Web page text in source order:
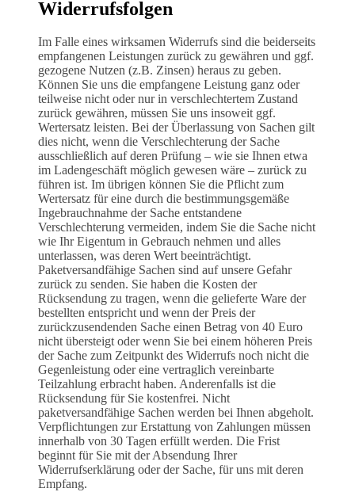
Widerrufsfolgen
Im Falle eines wirksamen Widerrufs sind die beiderseits
empfangenen Leistungen zurück zu gewähren und ggf.
gezogene Nutzen (z.B. Zinsen) heraus zu geben.
Können Sie uns die empfangene Leistung ganz oder
teilweise nicht oder nur in verschlechtertem Zustand
zurück gewähren, müssen Sie uns insoweit ggf.
Wertersatz leisten. Bei der Überlassung von Sachen gilt
dies nicht, wenn die Verschlechterung der Sache
ausschließlich auf deren Prüfung – wie sie Ihnen etwa
im Ladengeschäft möglich gewesen wäre – zurück zu
führen ist. Im übrigen können Sie die Pflicht zum
Wertersatz für eine durch die bestimmungsgemäße
Ingebrauchnahme der Sache entstandene
Verschlechterung vermeiden, indem Sie die Sache nicht
wie Ihr Eigentum in Gebrauch nehmen und alles
unterlassen, was deren Wert beeinträchtigt.
Paketversandfähige Sachen sind auf unsere Gefahr
zurück zu senden. Sie haben die Kosten der
Rücksendung zu tragen, wenn die gelieferte Ware der
bestellten entspricht und wenn der Preis der
zurückzusendenden Sache einen Betrag von 40 Euro
nicht übersteigt oder wenn Sie bei einem höheren Preis
der Sache zum Zeitpunkt des Widerrufs noch nicht die
Gegenleistung oder eine vertraglich vereinbarte
Teilzahlung erbracht haben. Anderenfalls ist die
Rücksendung für Sie kostenfrei. Nicht
paketversandfähige Sachen werden bei Ihnen abgeholt.
Verpflichtungen zur Erstattung von Zahlungen müssen
innerhalb von 30 Tagen erfüllt werden. Die Frist
beginnt für Sie mit der Absendung Ihrer
Widerrufserklärung oder der Sache, für uns mit deren
Empfang.